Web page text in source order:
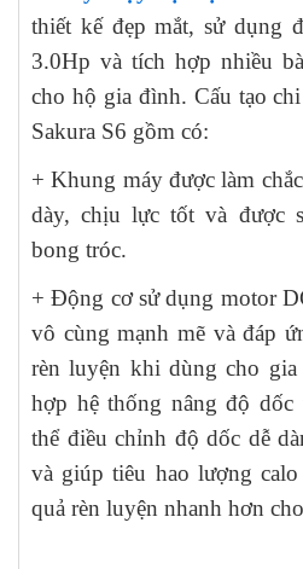
thiết kế đẹp mắt, sử dụng
3.0Hp và tích hợp nhiều
cho hộ gia đình. Cấu tạo
Sakura S6 gồm có:
+ Khung máy được làm
dày, chịu lực tốt và được
bong tróc.
+ Động cơ sử dụng motor
vô cùng mạnh mẽ và đáp
rèn luyện khi dùng cho
hợp hệ thống nâng độ
thể điều chỉnh độ dốc dễ
và giúp tiêu hao lượng
quả rèn luyện nhanh hơn